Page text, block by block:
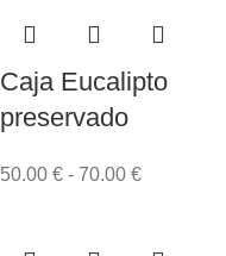
Caja Eucalipto
preservado
50.00 € - 70.00 €